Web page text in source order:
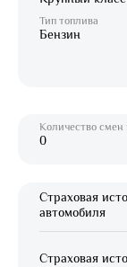
Тип топлива
Бензин
Количество смен
0
Страховая
автомобиля
Страховая